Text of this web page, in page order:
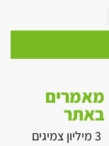
מאמרים
באתר
3 מיליון צמיגים